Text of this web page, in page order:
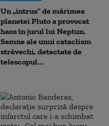
Un „intrus” de mărimea
planetei Pluto a provocat
haos în jurul lui Neptun.
Semne ale unui cataclism
străvechi, detectate de
telescopul...